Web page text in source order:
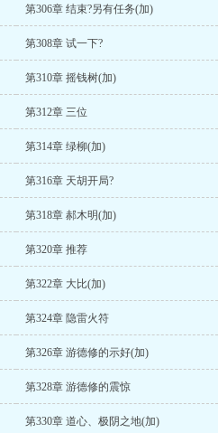
第306章 结束?另有任务(加)
第308章 试一下?
第310章 摇钱树(加)
第312章 三位
第314章 绿柳(加)
第316章 天胡开局?
第318章 郝木明(加)
第320章 推荐
第322章 大比(加)
第324章 隐雷火符
第326章 游德修的示好(加)
第328章 游德修的震惊
第330章 道心、极阴之地(加)